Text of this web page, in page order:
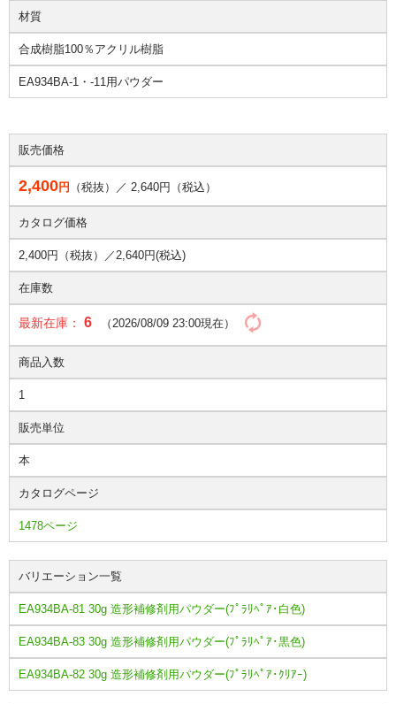
材質
合成樹脂100％アクリル樹脂
EA934BA-1・-11用パウダー
販売価格
2,400円 （税抜）／ 2,640円（税込）
カタログ価格
2,400円（税抜）／2,640円(税込)
在庫数
最新在庫： 6 （2026/08/09 23:00現在）
商品入数
1
販売単位
本
カタログページ
1478ページ
バリエーション一覧
EA934BA-81 30g 造形補修剤用パウダー(ﾌﾟﾗﾘﾍﾟｱ･白色)
EA934BA-83 30g 造形補修剤用パウダー(ﾌﾟﾗﾘﾍﾟｱ･黒色)
EA934BA-82 30g 造形補修剤用パウダー(ﾌﾟﾗﾘﾍﾟｱ･ｸﾘｱｰ)